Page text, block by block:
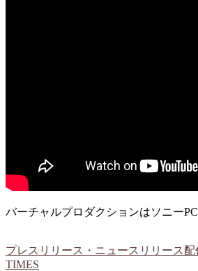
バーチャルプロダクションはソニー
プレスリリース・ニュースリリース配
TIMES